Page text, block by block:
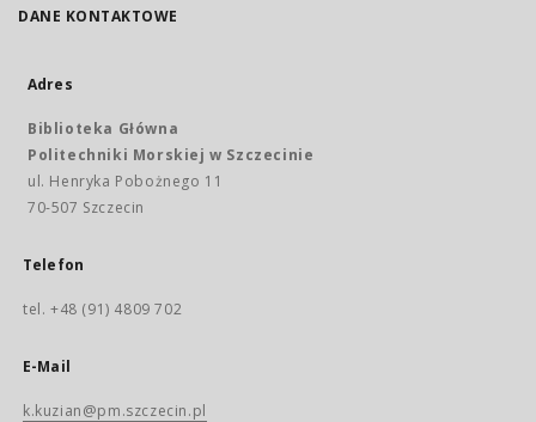
DANE KONTAKTOWE
Adres
Biblioteka Główna
Politechniki Morskiej w Szczecinie
ul. Henryka Pobożnego 11
70-507 Szczecin
Telefon
tel. +48 (91) 4809 702
E-Mail
k.kuzian@pm.szczecin.pl